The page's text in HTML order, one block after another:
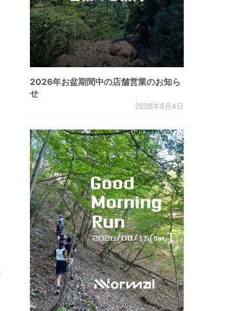
2026年お盆期間中の店舗営業のお知ら
せ
2026年8月4日